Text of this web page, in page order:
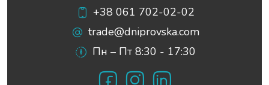
+38 061 702-02-02
trade@dniprovska.com
Пн – Пт 8:30 - 17:30